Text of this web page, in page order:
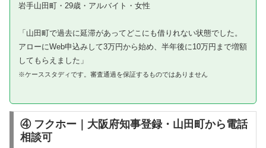
岩手山田町・29歳・アルバイト・女性
「山田町で過去に延滞があってどこにも借りれない状態でした。
アローにWeb申込みして3万円から始め、半年後に10万円まで増額
してもらえました」
※ケーススタディです。審査通過を保証するものではありません
④ フクホー｜大阪府知事登録・山田町から電話
相談可